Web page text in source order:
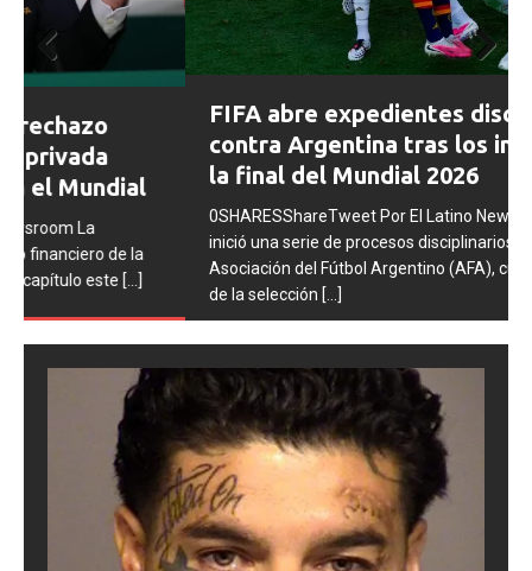
FIFA abre expedientes disciplinarios
contra Argentina tras los incidentes en
la final del Mundial 2026
0SHARESShareTweet Por El Latino Newsroom La FIFA
inició una serie de procesos disciplinarios contra la
Asociación del Fútbol Argentino (AFA), cuatro integrantes
de la selección
Prev
ious